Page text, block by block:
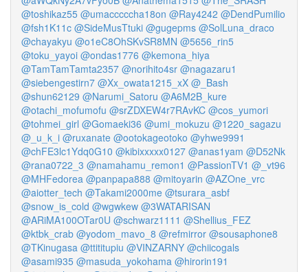
@toshikaz55 @umacccccha18on @Ray4242 @DendPumilio
@fsh1K11c @SideMusTtuki @gugepms @SolLuna_draco
@chayakyu @o1eC8OhSKvSR8MN @5656_rin5
@toku_yayoi @ondas1776 @kemona_hiya
@TamTamTamta2357 @norihito4sr @nagazaru1
@siebengestirn7 @Xx_owata1215_xX @_Bash
@shun62129 @Narumi_Satoru @A6M2B_kure
@otachi_mofumofu @srZDXEW4r7RAvKC @cos_yumori
@tohmei_girl @Gomaeki36 @umi_mokuzu @1220_sagazu
@_u_k_i @ruxanate @ootokageotoko @yhwe9991
@chFE3lc1Ydq0G10 @kibixxxxx0127 @anas1yam @D52Nk
@rana0722_3 @namahamu_remon1 @PassionTV1 @_vt96
@MHFedorea @panpapa888 @mitoyarin @AZOne_vrc
@aiotter_tech @Takami2000me @tsurara_asbf
@snow_is_cold @wgwkew @3WATARISAN
@ARiMA100OTar0U @schwarz1111 @Shellius_FEZ
@ktbk_crab @yodom_mavo_8 @refmirror @sousaphone8
@TKinugasa @ttititupiu @VINZARNY @chiicogals
@asami935 @masuda_yokohama @hirorin191